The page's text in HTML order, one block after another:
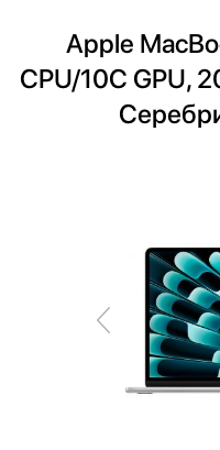
Apple
CPU/10C GPU,